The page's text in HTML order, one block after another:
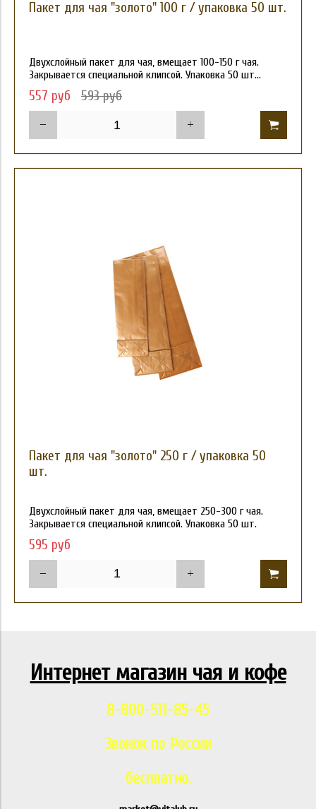
Пакет для чая "золото" 100 г / упаковка 50 шт.
Двухслойный пакет для чая, вмещает 100-150 г чая.
Закрывается специальной клипсой. Упаковка 50 шт...
557 руб 593 руб
Пакет для чая "золото" 250 г / упаковка 50
шт.
Двухслойный пакет для чая, вмещает 250-300 г чая.
Закрывается специальной клипсой. Упаковка 50 шт.
595 руб
Интернет магазин чая и кофе
8-800-511-85-45
Звонок по России
бесплатно.